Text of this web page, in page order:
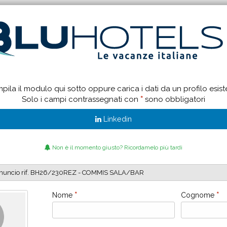
il modulo qui sotto oppure carica i dati da un profilo
Solo i campi contrassegnati con *sono obbligatori
Linkedin
Non è il momento giusto? Ricordamelo più tardi
Nome * Cognome *